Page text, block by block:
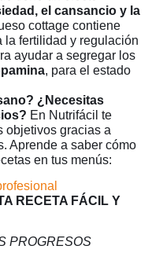
el cansancio y la
cottage contiene
la fertilidad y regulación
ayudar a segregar los
, para el estado
¿Necesitas
En Nutrifácil te
objetivos gracias a
Aprende a saber cómo
en tus menús:
RECETA FÁCIL Y
PROGRESOS